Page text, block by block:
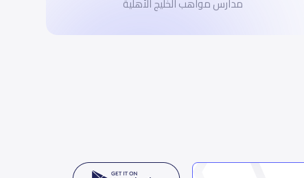
مدارس مواهب الخليج الأهلية